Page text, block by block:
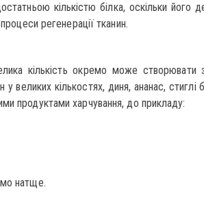
кількістю білка, оскільки його
регенерації тканин.
кількість окремо може створювати
великих кількостях, диня, ананас, стиглі
продуктами харчування, до прикладу:
натще.